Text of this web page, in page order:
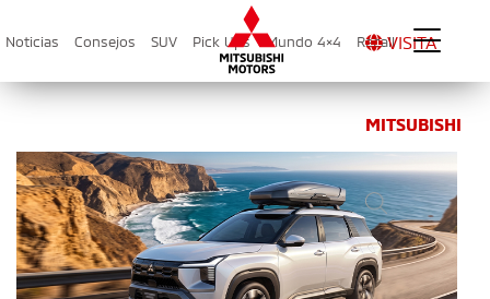
Noticias Consejos SUV Pick Ups Mundo 4×4 RecallVISITA
MITSUBISHI